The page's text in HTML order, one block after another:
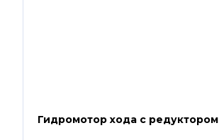
Гидромотор хода с редуктором